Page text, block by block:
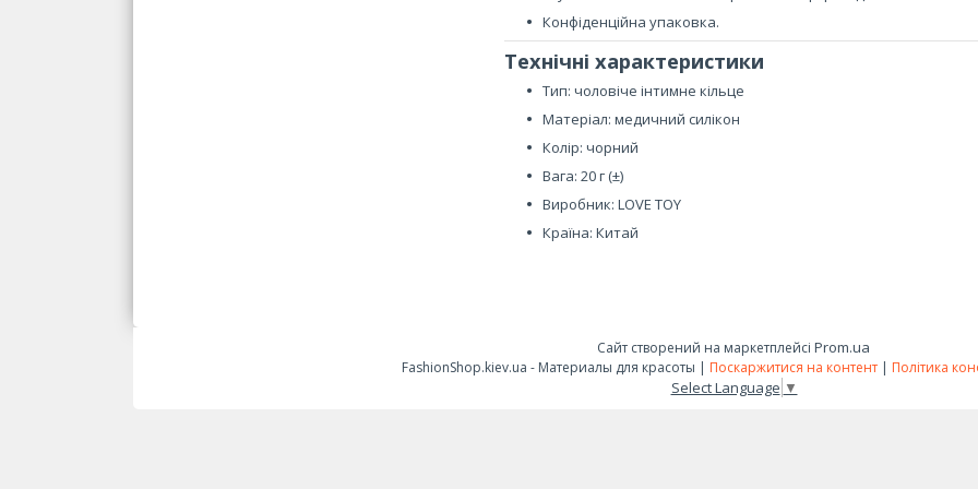
Конфіденційна упаковка.
Технічні характеристики
Тип: чоловіче інтимне кільце
Матеріал: медичний силікон
Колір: чорний
Вага: 20 г (±)
Виробник: LOVE TOY
Країна: Китай
Сайт створений на маркетплейсі Prom.ua
FashionShop.kiev.ua - Материалы для красоты | Поскаржитися на контент | Політика
Select Language ▼